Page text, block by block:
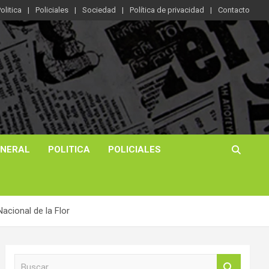
Policiales Sociedad Política de privacidad Contacto
POLITICA POLICIALES
de la Flor